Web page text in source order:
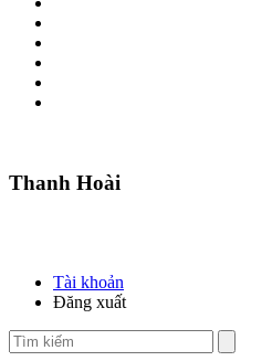
Thanh Hoài
Tài khoản
Đăng xuất